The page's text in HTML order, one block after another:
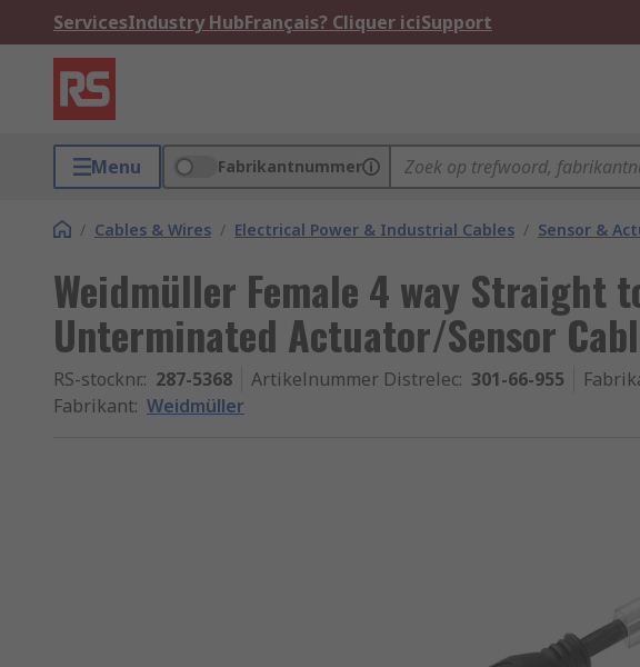
ServicesIndustry HubFrançais? Cliquer iciSupport
Menu Fabrikantnummer
/ Cables & Wires / Electrical Power & Industrial Cables / Sensor &
Weidmüller Female 4 way Straight
Unterminated Actuator/Sensor
RS-stocknr.: 287-5368 Artikelnummer Distrelec: 301-66-955
Fabrikant: Weidmüller